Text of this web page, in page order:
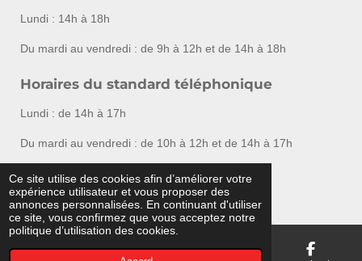
Ce site utilise des cookies afin d’améliorer votre
expérience utilisateur et vous proposer des
annonces personnalisées. En continuant d'utiliser
ce site, vous confirmez que vous acceptez notre
politique d’utilisation des cookies.
Lundi : 14h à 18h
Du mardi au vendredi : de 9h à 12h et de 14h à 18h
Horaires du standard téléphonique
Lundi : de 14h à 17h
Du mardi au vendredi : de 10h à 12h et de 14h à 17h
F
a
c
e
b
o
I
n
s
t
a
g
© Vendée Enchères - Agrément 2002-260